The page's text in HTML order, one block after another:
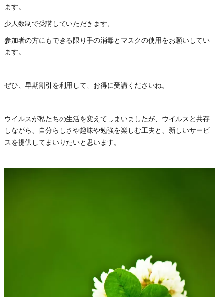
ます。
少人数制で受講していただきます。
参加者の方にもできる限り手の消毒とマスクの使用をお願いしてい
ます。
ぜひ、早期割引を利用して、お得に受講くださいね。
ウイルスが私たちの生活を変えてしまいましたが、ウイルスと共存
しながら、自分らしさや趣味や勉強を楽しむ工夫と、新しいサービ
スを提供してまいりたいと思います。